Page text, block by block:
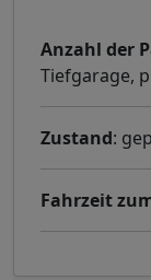
Anzahl der
Tiefgarage,
Zustand:
Fahrzeit